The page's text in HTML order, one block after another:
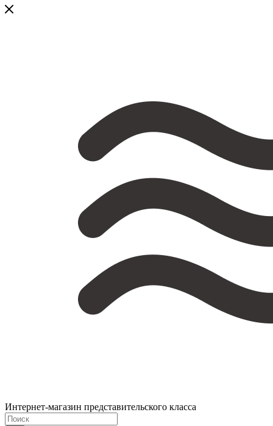
Интернет-магазин представительского класса